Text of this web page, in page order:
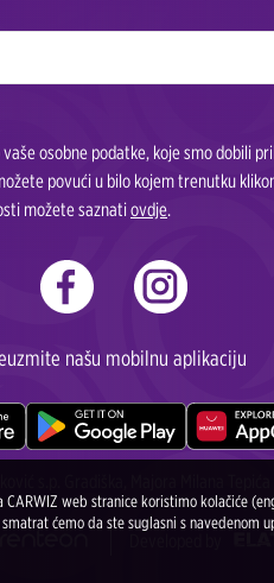
osobne podatke, koje smo dobili
povući u bilo kojem trenutku
možete saznatiovdje.
našu mobilnu aplikaciju
web stranice koristimo kolačiće
ćemo da ste suglasni s navedenom